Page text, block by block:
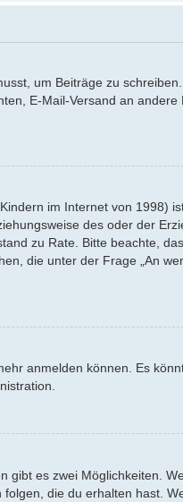
um Beiträge zu
E-Mail-Versand an
im Internet von 1998)
des oder der
zu Rate. Bitte beachte,
die unter der Frage „An
anmelden können. Es
gibt es zwei Möglichkeiten.
die du erhalten hast.